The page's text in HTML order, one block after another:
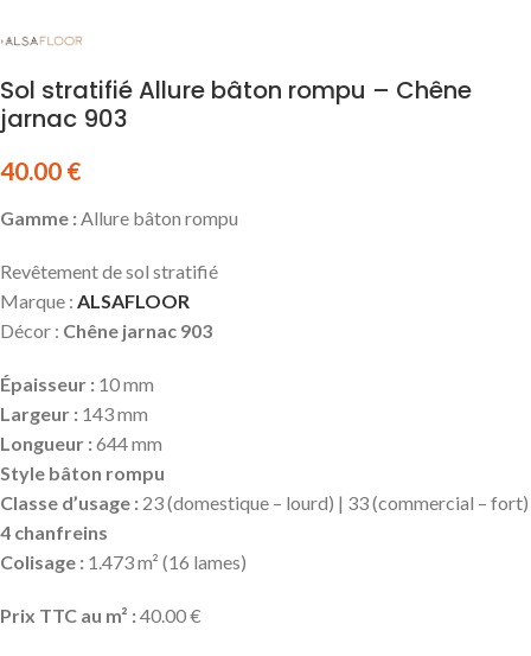
Sol stratifié Allure bâton rompu – Chêne
jarnac 903
40.00 €
Gamme :Allure bâton rompu
Revêtement de sol stratifié
Marque : ALSAFLOOR
Décor : Chêne jarnac 903
Épaisseur : 10 mm
Largeur : 143 mm
Longueur :644 mm
Style bâton rompu
Classe d’usage : 23 (domestique – lourd) | 33 (commercial – fort)
4 chanfreins
Colisage : 1.473 m² (16 lames)
Prix TTC au m² :40.00 €